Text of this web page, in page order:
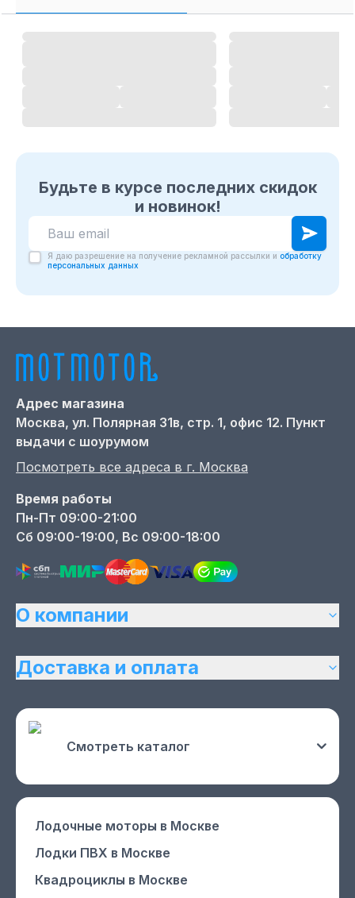
Будьте в курсе последних скидок
и новинок!
Я даю разрешение на получение рекламной рассылки и обработку
персональных данных
Адрес магазина
Москва, ул. Полярная 31в, стр. 1, офис 12. Пункт
выдачи с шоурумом
Посмотреть все адреса в г. Москва
Время работы
Пн-Пт 09:00-21:00
Сб 09:00-19:00, Вс 09:00-18:00
О компании
Доставка и оплата
Смотреть каталог
Лодочные моторы в Москве
Лодки ПВХ в Москве
Квадроциклы в Москве